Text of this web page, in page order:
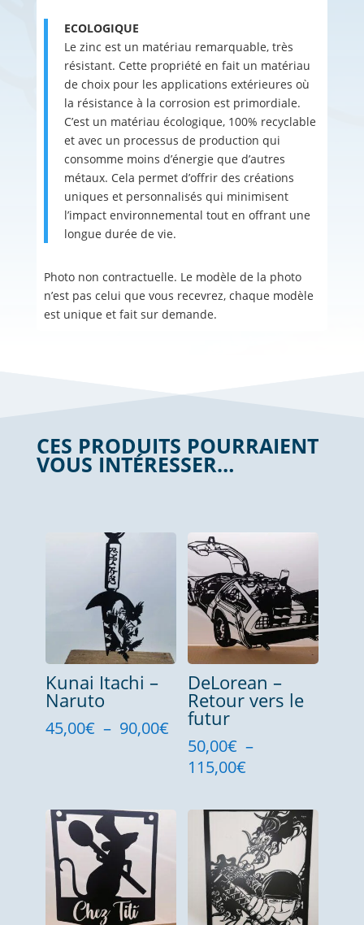
ECOLOGIQUE
Le zinc est un matériau remarquable, très
résistant. Cette propriété en fait un matériau
de choix pour les applications extérieures où
la résistance à la corrosion est primordiale.
C’est un matériau écologique, 100% recyclable
et avec un processus de production qui
consomme moins d’énergie que d’autres
métaux. Cela permet d’offrir des créations
uniques et personnalisés qui minimisent
l’impact environnemental tout en offrant une
longue durée de vie.
Photo non contractuelle. Le modèle de la photo
n’est pas celui que vous recevrez, chaque modèle
est unique et fait sur demande.
CES PRODUITS POURRAIENT
VOUS INTÉRESSER…
Kunai Itachi –
Naruto
45,00€ – 90,00€Plage
prix :
90,00€
DeLorean –
Retour vers le
futur
50,00€ –
115,00€Plage
prix :
50,00€
à
115,00€